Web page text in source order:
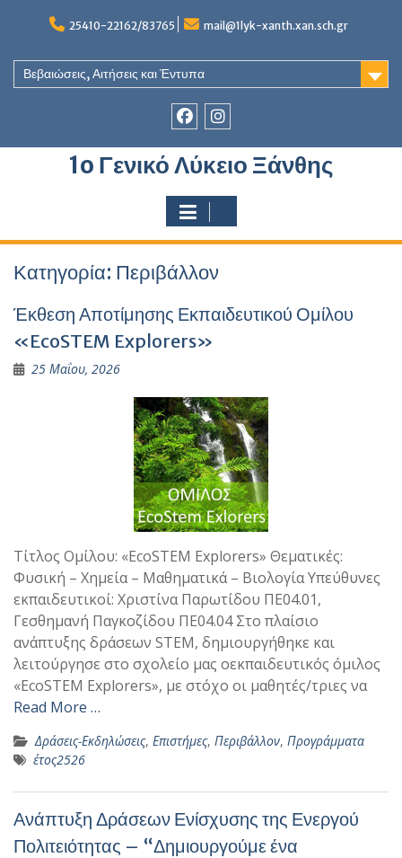
25410-22162/83765 mail@1lyk-xanth.xan.sch.gr
Βεβαιώσεις, Αιτήσεις και Έντυπα
του
του
1o Γενικό Λύκειο Ξάνθης
Κατηγορία: Περιβάλλον
Έκθεση Αποτίμησης Εκπαιδευτικού Ομίλου
«EcoSTEM Explorers»
25 Μαΐου, 2026
Τίτλος Ομίλου: «EcoSTEM Explorers» Θεματικές:
Φυσική – Χημεία – Μαθηματικά – Βιολογία Υπεύθυνες
εκπαιδευτικοί: Χριστίνα Παρωτίδου ΠΕ04.01,
Γεσθημανή Παγκοζίδου ΠΕ04.04 Στο πλαίσιο
ανάπτυξης δράσεων STEM, δημιουργήθηκε και
λειτούργησε στο σχολείο μας οεκπαιδευτικός όμιλος
«EcoSTEM Explorers», με στόχο οι μαθητές/τριες να
Read More …
Δράσεις-Εκδηλώσεις, Επιστήμες, Περιβάλλον, Προγράμματα
έτος2526
Ανάπτυξη Δράσεων Ενίσχυσης της Ενεργού
Πολιτειότητας – “Δημιουργούμε ένα